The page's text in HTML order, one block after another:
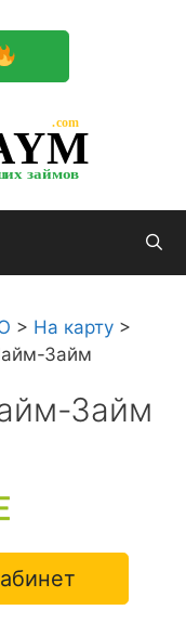
займов
.com
> На карту >
Займ
Займ